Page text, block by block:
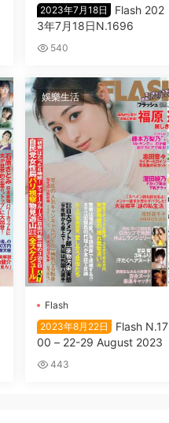
2023年7月18日
Flash 202
3年7月18日N.1696
540
娛樂生活
Flash
2023年8月22日
Flash N.17
00 – 22-29 August 2023
443